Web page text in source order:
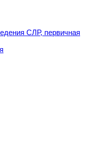
СЛР, первичная